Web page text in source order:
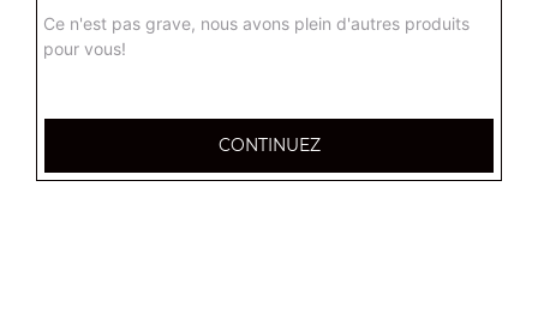
+
Ce n'est pas grave, nous avons plein d'autres produits
pour vous!
CONTINUEZ